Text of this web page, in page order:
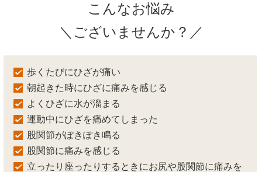
こんなお悩み
＼ございませんか？／
歩くたびにひざが痛い
朝起きた時にひざに痛みを感じる
よくひざに水が溜まる
運動中にひざを痛めてしまった
股関節がぽきぽき鳴る
股関節に痛みを感じる
立ったり座ったりするときにお尻や股関節に痛みを